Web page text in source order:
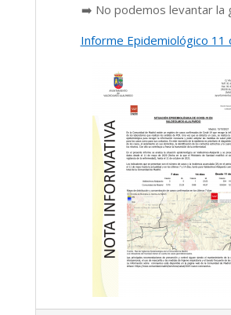
➡️ No podemos levantar la
Informe Epidemiológico 11